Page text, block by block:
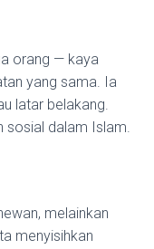
orang — kaya
yang sama. Ia
latar belakang.
sosial dalam Islam.
melainkan
menyisihkan